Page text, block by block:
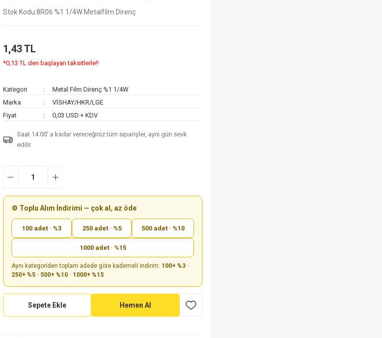
Stok Kodu 8R06 %1 1/4W Metalfilm Direnç
1,43 TL
*0,13 TL den başlayan taksitlerle!!
Kategori
Metal Film Direnç %1 1/4W
Marka
VİSHAY/HKR/LGE
Fiyat
0,03 USD + KDV
Saat 14:00’ a kadar vereceğiniz tüm siparişler, aynı gün sevk
edilir.
⚙️ Toplu Alım İndirimi — çok al, az öde
100 adet · %3 250 adet · %5 500 adet · %10
1000 adet · %15
Aynı kategoriden toplam adede göre kademeli indirim: 100+ %3 ·
250+ %5 · 500+ %10 · 1000+ %15
Sepete Ekle Hemen Al